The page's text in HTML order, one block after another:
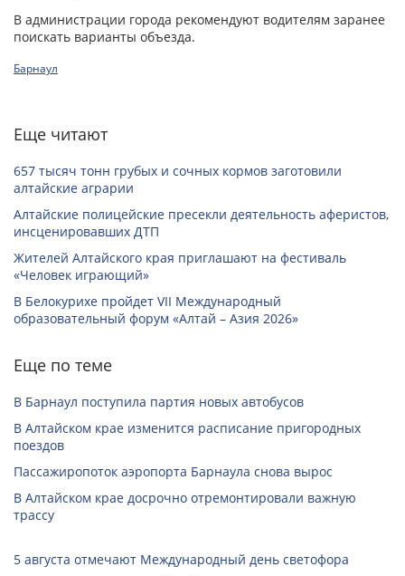
В администрации города рекомендуют водителям заранее
поискать варианты объезда.
Барнаул
Еще читают
657 тысяч тонн грубых и сочных кормов заготовили
алтайские аграрии
Алтайские полицейские пресекли деятельность аферистов,
инсценировавших ДТП
Жителей Алтайского края приглашают на фестиваль
«Человек играющий»
В Белокурихе пройдет VII Международный
образовательный форум «Алтай – Азия 2026»
Еще по теме
В Барнаул поступила партия новых автобусов
В Алтайском крае изменится расписание пригородных
поездов
Пассажиропоток аэропорта Барнаула снова вырос
В Алтайском крае досрочно отремонтировали важную
трассу
5 августа отмечают Международный день светофора